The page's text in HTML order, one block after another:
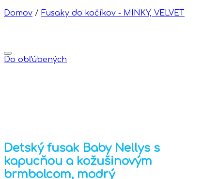
Domov / Fusaky do kočíkov - MINKY, VELVET
Do obľúbených
Detský fusak Baby Nellys s
kapucňou a kožušinovým
brmbolcom, modrý